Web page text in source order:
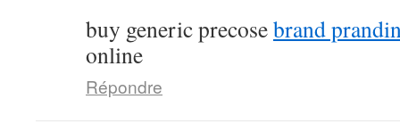
buy generic precosebrand
online
Répondre